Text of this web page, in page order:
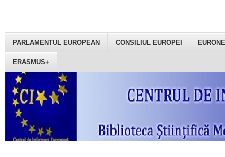
PARLAMENTUL EUROPEAN CONSILIUL EUROPEI
ERASMUS+